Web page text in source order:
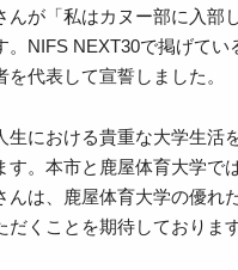
が「私はカヌー部に入
NIFS NEXT30で掲げて
代表して宣誓しました。
における貴重な大学生
。本市と鹿屋体育大学
は、鹿屋体育大学の優
くことを期待しておりま